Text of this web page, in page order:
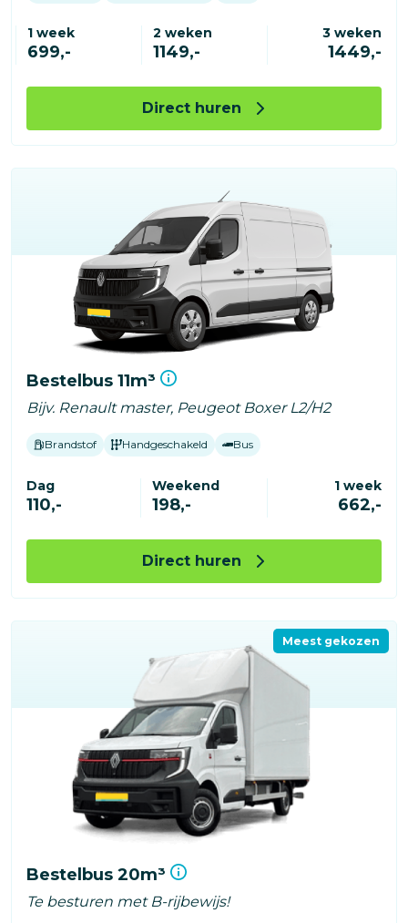
1 week
699,-
2 weken
1149,-
3 weken
1449,-
Direct huren
Bestelbus 11m³
Bijv. Renault master, Peugeot Boxer L2/H2
Brandstof Handgeschakeld Bus
Dag
110,-
Weekend
198,-
1 week
662,-
Direct huren
Meest gekozen
Bestelbus 20m³
Te besturen met B-rijbewijs!